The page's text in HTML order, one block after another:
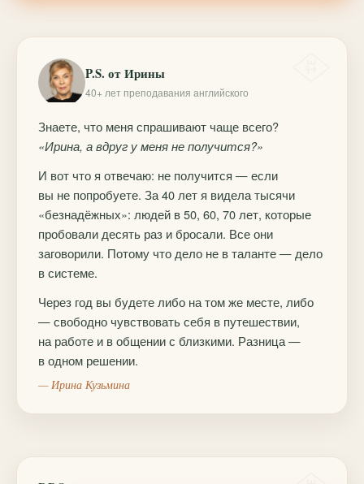
P.S. от Ирины
40+ лет преподавания английского
Знаете, что меня спрашивают чаще всего?
«Ирина, а вдруг у меня не получится?»
И вот что я отвечаю: не получится — если
вы не попробуете. За 40 лет я видела тысячи
«безнадёжных»: людей в 50, 60, 70 лет, которые
пробовали десять раз и бросали. Все они
заговорили. Потому что дело не в таланте — дело
в системе.
Через год вы будете либо на том же месте, либо
— свободно чувствовать себя в путешествии,
на работе и в общении с близкими. Разница —
в одном решении.
— Ирина Кузьмина